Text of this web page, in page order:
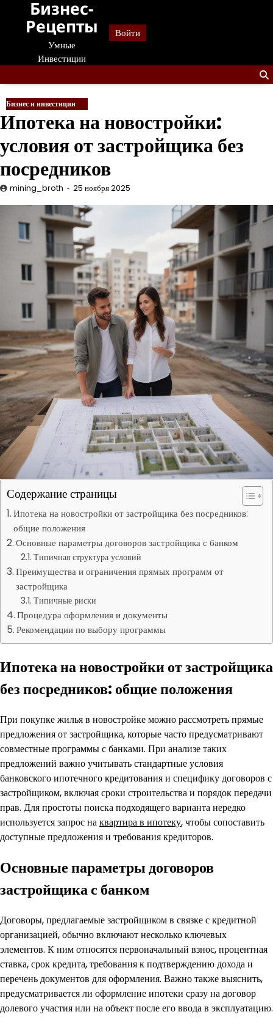
Перейти
содержанию
Бизнес-
Рецепты
Умные
Инвестиции
Войти
Бизнес и инвестиции
Ипотека на новостройки:
условия от застройщика без
посредников
mining_broth 25 ноября 2025
Содержание страницы
Ипотека на новостройки от застройщика без посредников:
общие положения
Основные параметры договоров застройщика с банком
Типичная структура условий
Преимущества и ограничения прямых программ от
застройщика
Типичные риски
Процедура оформления и документы
Рекомендации по выбору программы
Ипотека на новостройки от застройщика
без посредников: общие положения
При покупке жилья в новостройке можно рассмотреть прямые
предложения от застройщика, которые часто предусматривают
совместные программы с банками. При анализе таких
предложений важно учитывать стандартные условия
банковского ипотечного кредитования и специфику договоров с
застройщиком, включая сроки строительства и порядок передачи
прав. Для простоты поиска подходящего варианта нередко
используется запрос наквартира в ипотеку, чтобы сопоставить
доступные предложения и требования кредиторов.
Основные параметры договоров
застройщика с банком
Договоры, предлагаемые застройщиком в связке с кредитной
организацией, обычно включают несколько ключевых
элементов. К ним относятся первоначальный взнос, процентная
ставка, срок кредита, требования к подтверждению дохода и
перечень документов для оформления. Важно также выяснить,
предусматривается ли оформление ипотеки сразу на договор
долевого участия или на объект после его ввода в эксплуатацию.